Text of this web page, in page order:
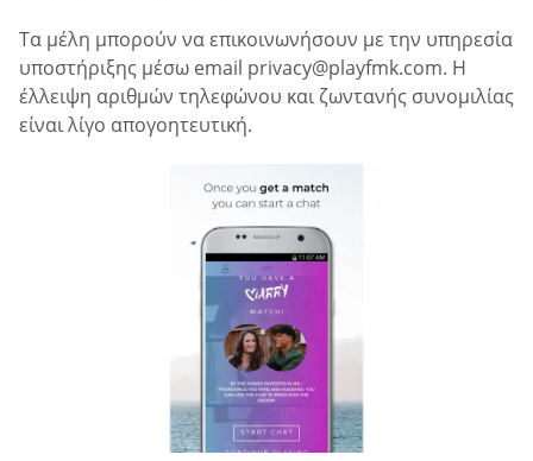
Τα μέλη μπορούν να επικοινωνήσουν με την υπηρεσία
υποστήριξης μέσω email privacy@playfmk.com. Η
έλλειψη αριθμών τηλεφώνου και ζωντανής συνομιλίας
είναι λίγο απογοητευτική.